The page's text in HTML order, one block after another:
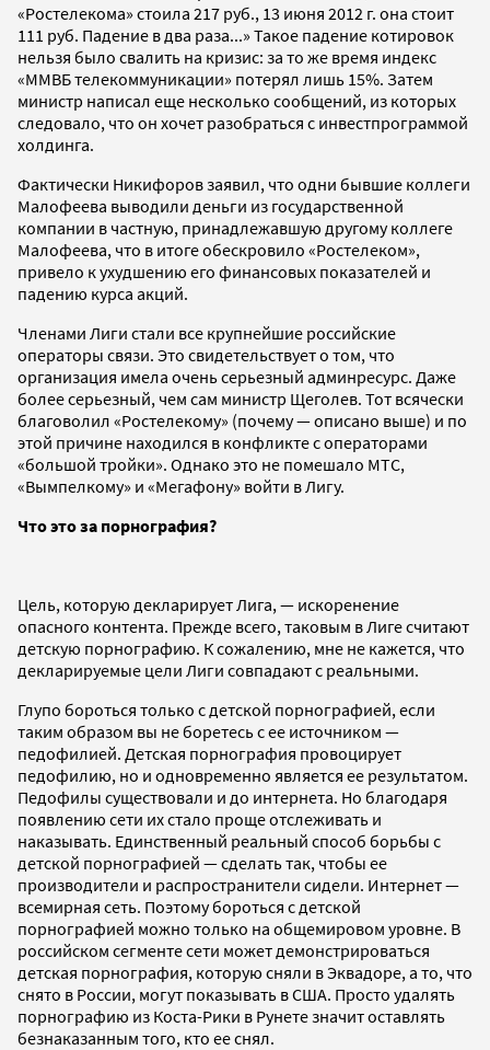
«Ростелекома» стоила 217 руб., 13 июня 2012 г. она стоит
111 руб. Падение в два раза...» Такое падение котировок
нельзя было свалить на кризис: за то же время индекс
«ММВБ телекоммуникации» потерял лишь 15%. Затем
министр написал еще несколько сообщений, из которых
следовало, что он хочет разобраться с инвестпрограммой
холдинга.
Фактически Никифоров заявил, что одни бывшие коллеги
Малофеева выводили деньги из государственной
компании в частную, принадлежавшую другому коллеге
Малофеева, что в итоге обескровило «Ростелеком»,
привело к ухудшению его финансовых показателей и
падению курса акций.
Членами Лиги стали все крупнейшие российские
операторы связи. Это свидетельствует о том, что
организация имела очень серьезный админресурс. Даже
более серьезный, чем сам министр Щеголев. Тот всячески
благоволил «Ростелекому» (почему — описано выше) и по
этой причине находился в конфликте с операторами
«большой тройки». Однако это не помешало МТС,
«Вымпелкому» и «Мегафону» войти в Лигу.
Что это за порнография?
Цель, которую декларирует Лига, — искоренение
опасного контента. Прежде всего, таковым в Лиге считают
детскую порнографию. К сожалению, мне не кажется, что
декларируемые цели Лиги совпадают с реальными.
Глупо бороться только с детской порнографией, если
таким образом вы не боретесь с ее источником —
педофилией. Детская порнография провоцирует
педофилию, но и одновременно является ее результатом.
Педофилы существовали и до интернета. Но благодаря
появлению сети их стало проще отслеживать и
наказывать. Единственный реальный способ борьбы с
детской порнографией — сделать так, чтобы ее
производители и распространители сидели. Интернет —
всемирная сеть. Поэтому бороться с детской
порнографией можно только на общемировом уровне. В
российском сегменте сети может демонстрироваться
детская порнография, которую сняли в Эквадоре, а то, что
снято в России, могут показывать в США. Просто удалять
порнографию из Коста-Рики в Рунете значит оставлять
безнаказанным того, кто ее снял.